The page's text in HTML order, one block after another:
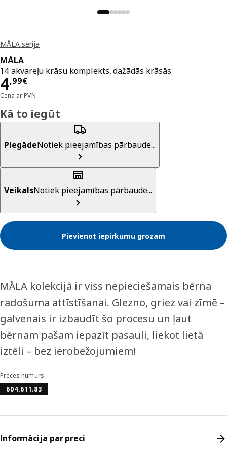
MÅLA sērija
MÅLA
14 akvareļu krāsu komplekts, dažādās krāsās
4,99€
Cena 4,99€
Cena ar PVN
Kā to iegūt
PiegādeNotiek pieejamības pārbaude...
VeikalsNotiek pieejamības pārbaude...
Pievienot iepirkumu grozam
MÅLA kolekcijā ir viss nepieciešamais bērna
radošuma attīstīšanai. Glezno, griez vai zīmē –
galvenais ir izbaudīt šo procesu un ļaut
bērnam pašam iepazīt pasauli, liekot lietā
iztēli – bez ierobežojumiem!
Preces numurs
604.611.83
Informācija par preci